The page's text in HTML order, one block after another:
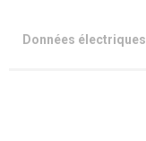
Données électriques